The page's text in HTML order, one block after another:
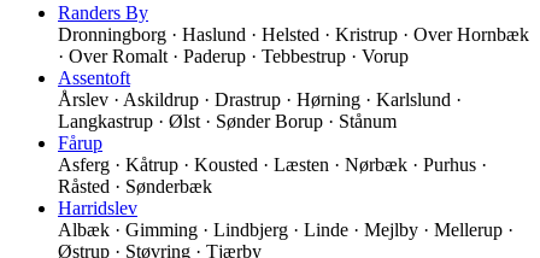
Randers By
Dronningborg · Haslund · Helsted · Kristrup · Over Hornbæk
· Over Romalt · Paderup · Tebbestrup · Vorup
Assentoft
Årslev · Askildrup · Drastrup · Hørning · Karlslund ·
Langkastrup · Ølst · Sønder Borup · Stånum
Fårup
Asferg · Kåtrup · Kousted · Læsten · Nørbæk · Purhus ·
Råsted · Sønderbæk
Harridslev
Albæk · Gimming · Lindbjerg · Linde · Mejlby · Mellerup ·
Østrup · Støvring · Tjærby